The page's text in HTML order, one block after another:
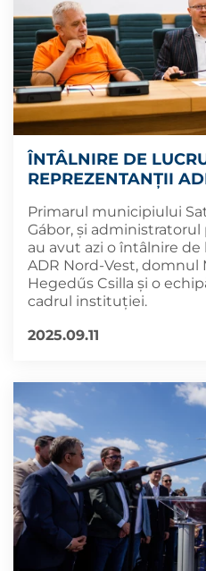
ÎNTÂLNIRE DE
REPREZENTANȚII
Primarul municipiului
Gábor, și
au avut azi o întâlnire
ADR Nord-Vest, domnul
Hegedűs Csilla și o
cadrul instituției.
2025.09.11